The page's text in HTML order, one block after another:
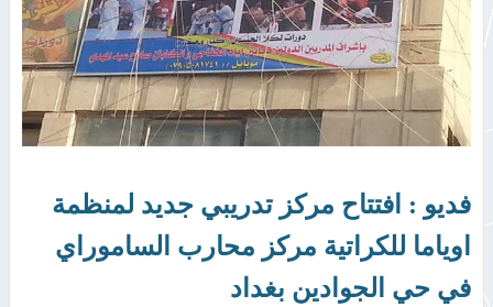
فديو : افتتاح مركز تدريبي جديد لمنظمة
اوياما للكراتية مركز محارب الساموراي
في حي الجوادين بغداد